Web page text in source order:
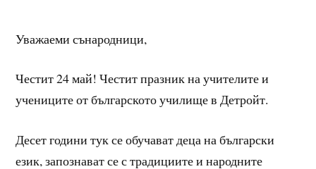
Уважаеми сънародници,
Честит 24 май! Честит празник на учителите и
учениците от българското училище в Детройт.
Десет години тук се обучават деца на български
език, запознават се с традициите и народните